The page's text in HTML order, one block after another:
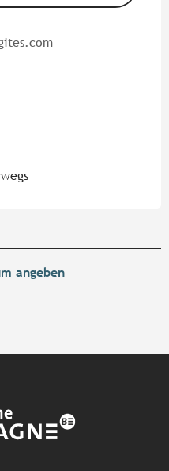
angeben